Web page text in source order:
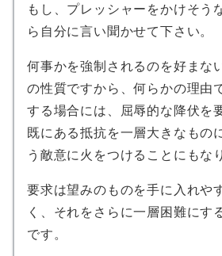
もし、プレッシャーをかけそう
ら自分に言い聞かせて下さい。
何事かを強制されるのを好まな
の性質ですから、何らかの理由
する場合には、屈辱的な降伏を
既にある抵抗を一層大きなもの
う敵意に火をつけることにもな
要求は望みのものを手に入れや
く、それをさらに一層困難にす
です。